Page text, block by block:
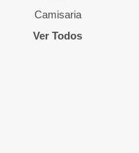
Camisaria
Ver Todos